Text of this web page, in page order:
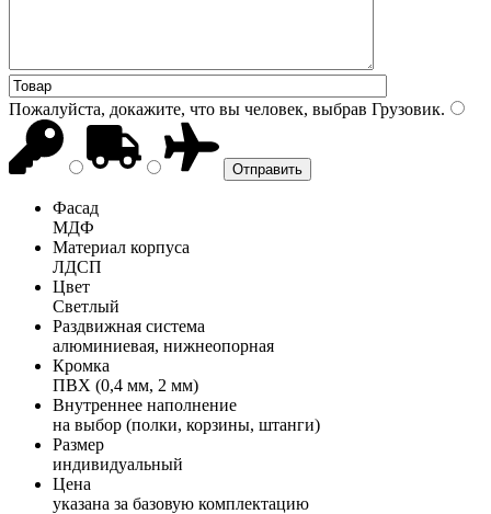
Пожалуйста, докажите, что вы человек, выбрав Грузовик.
Фасад
МДФ
Материал корпуса
ЛДСП
Цвет
Светлый
Раздвижная система
алюминиевая, нижнеопорная
Кромка
ПВХ (0,4 мм, 2 мм)
Внутреннее наполнение
на выбор (полки, корзины, штанги)
Размер
индивидуальный
Цена
указана за базовую комплектацию